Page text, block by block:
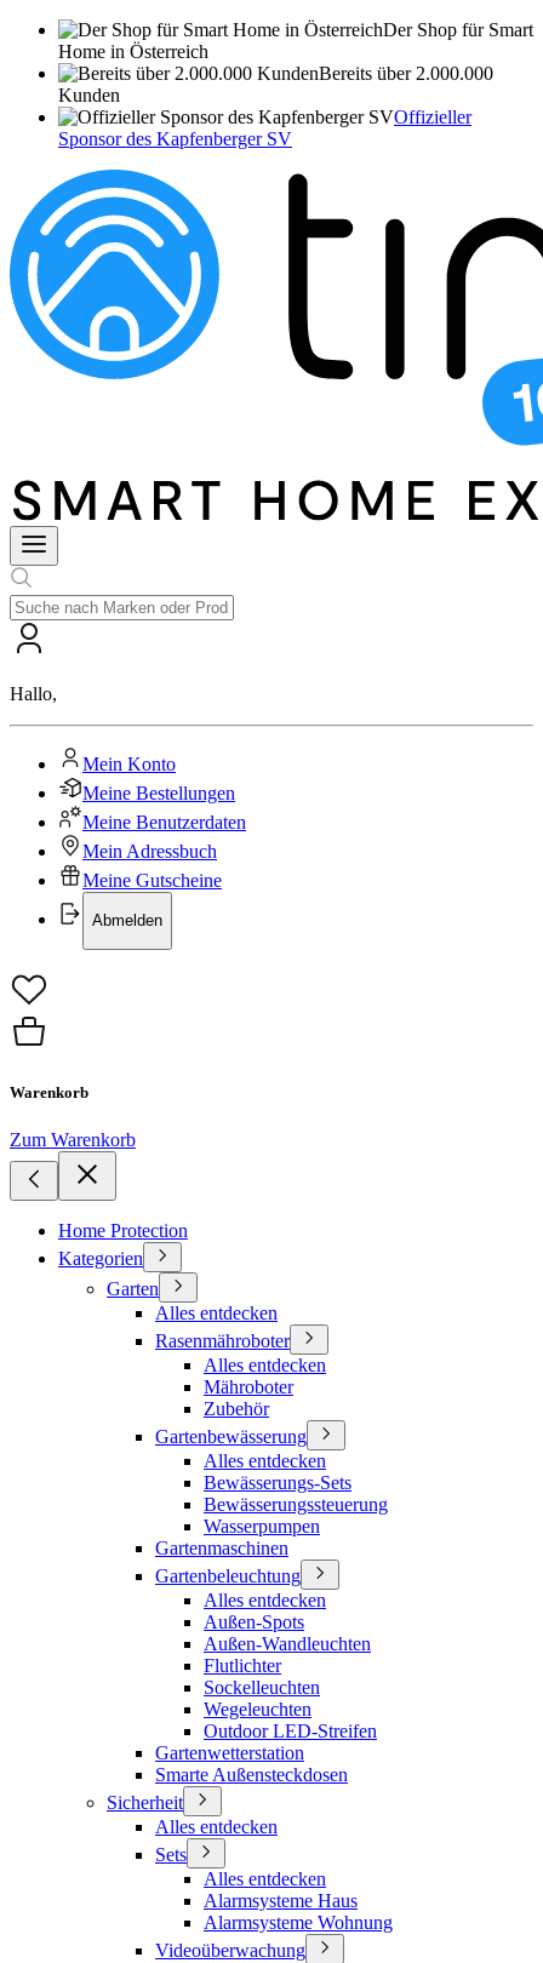
Der Shop für Smart
Home in Österreich
Bereits über 2.000.000
Kunden
Offizieller
Sponsor des Kapfenberger SV
Hallo,
Mein Konto
Meine Bestellungen
Meine Benutzerdaten
Mein Adressbuch
Meine Gutscheine
Abmelden
Warenkorb
Zum Warenkorb
Home Protection
Kategorien
Garten
Alles entdecken
Rasenmähroboter
Alles entdecken
Mähroboter
Zubehör
Gartenbewässerung
Alles entdecken
Bewässerungs-Sets
Bewässerungssteuerung
Wasserpumpen
Gartenmaschinen
Gartenbeleuchtung
Alles entdecken
Außen-Spots
Außen-Wandleuchten
Flutlichter
Sockelleuchten
Wegeleuchten
Outdoor LED-Streifen
Gartenwetterstation
Smarte Außensteckdosen
Sicherheit
Alles entdecken
Sets
Alles entdecken
Alarmsysteme Haus
Alarmsysteme Wohnung
Videoüberwachung